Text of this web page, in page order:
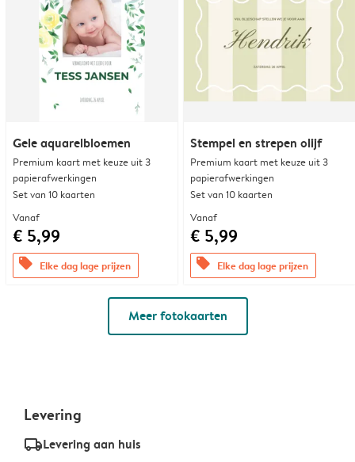
Gele aquarelbloemen
Premium kaart met keuze uit 3
papierafwerkingen
Set van 10 kaarten
Vanaf
€ 5,99
offers Elke dag lage prijzen
Stempel en strepen olijf
Premium kaart met keuze uit 3
papierafwerkingen
Set van 10 kaarten
Vanaf
€ 5,99
offers Elke dag lage prijzen
Meer fotokaarten
Levering
delivery_standard_v2Levering aan huis